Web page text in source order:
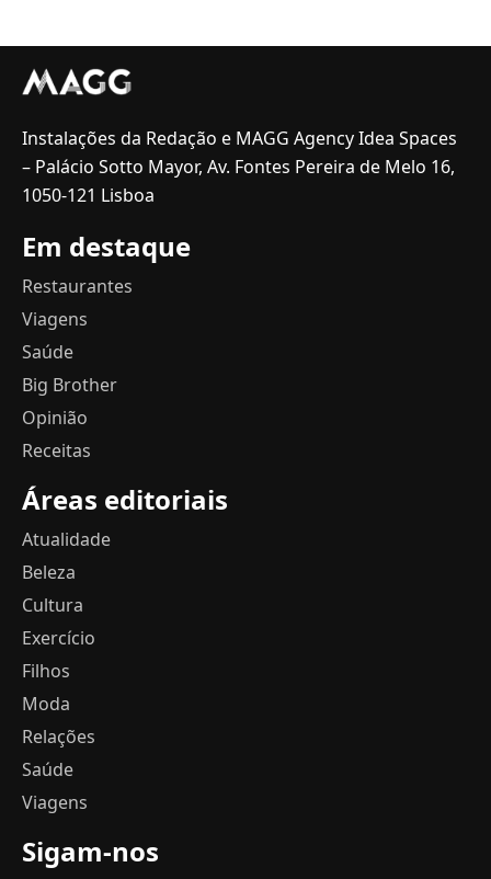
Instalações da Redação e MAGG Agency Idea Spaces
– Palácio Sotto Mayor, Av. Fontes Pereira de Melo 16,
1050-121 Lisboa
Em destaque
Restaurantes
Viagens
Saúde
Big Brother
Opinião
Receitas
Áreas editoriais
Atualidade
Beleza
Cultura
Exercício
Filhos
Moda
Relações
Saúde
Viagens
Sigam-nos